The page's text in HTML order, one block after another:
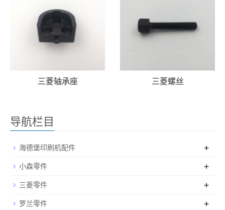
三菱轴承座 三菱螺丝
导航栏目
海德堡印刷机配件 +
小森零件 +
三菱零件 +
罗兰零件 +